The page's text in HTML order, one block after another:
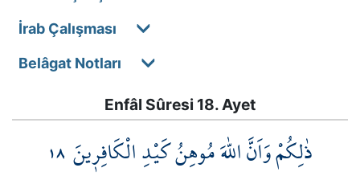
İrab Çalışması
Belâgat Notları
Enfâl Sûresi 18. Ayet
ذٰلِكُمْ وَاَنَّ اللّٰهَ مُوهِنُ كَيْدِ الْكَافِر۪ينَ١٨